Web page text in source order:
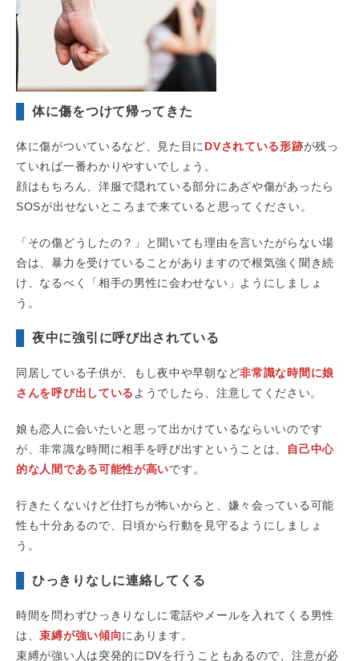
体に傷をつけて帰ってきた
体に傷がついているなど、見た目にDVされている形跡が残っ
ていれば一番わかりやすいでしょう。
顔はもちろん、洋服で隠れている部分にあざや傷があったら
SOSが出せないところまで来ていると思ってください。
「その傷どうしたの？」と聞いても理由を言いたがらない場
合は、暴力を受けていることがありますので根気強く聞き続
け、なるべく「相手の男性に会わせない」ようにしましょ
う。
夜中に強引に呼び出されている
同居している子供が、もし夜中や早朝など非常識な時間に娘
さんを呼び出しているようでしたら、注意してください。
娘も恋人に会いたいと思って出かけているならいいのです
が、非常識な時間に相手を呼び出すということは、
自己中心
的な人間である可能性が高いです。
行きたくないけど仕打ちが怖いからと、嫌々会っている可能
性も十分あるので、日頃から行動を見守るようにしましょ
う。
ひっきりなしに連絡してくる
時間を問わずひっきりなしに電話やメールを入れてくる男性
は、束縛が強い傾向にあります。
束縛が強い人は突発的にDVを行うこともあるので、注意が必